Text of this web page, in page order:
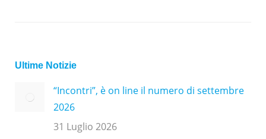
Ultime Notizie
“Incontri”, è on line il numero di settembre
2026
31 Luglio 2026